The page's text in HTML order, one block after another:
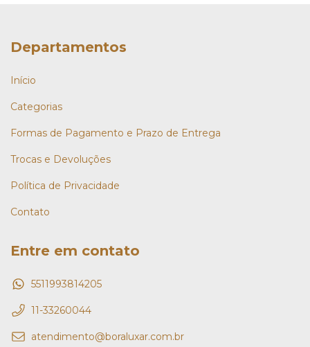
Departamentos
Início
Categorias
Formas de Pagamento e Prazo de Entrega
Trocas e Devoluções
Política de Privacidade
Contato
Entre em contato
5511993814205
11-33260044
atendimento@boraluxar.com.br